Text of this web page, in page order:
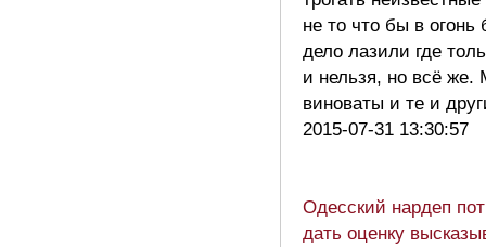
не то что бы в огонь
дело лазили где
и нельзя, но всё же.
виноваты и те и
2015-07-31 13:30:57
Одесский нардеп
дать оценку